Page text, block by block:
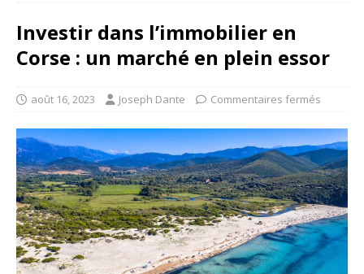
Investir dans l’immobilier en
Corse : un marché en plein essor
août 16, 2023 Joseph Dante Commentaires fermés